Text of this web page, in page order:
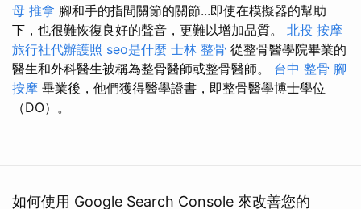
母 推拿 腳和手的指間關節的關節...即使在模擬器的幫助
下，也很難恢復良好的聲音，更難以增加品質。 北投 按摩
旅行社代辦護照 seo是什麼 士林 整骨 從整骨醫學院畢業的
醫生和外科醫生被稱為整骨醫師或整骨醫師。 台中 整骨 腳
按摩 畢業後，他們獲得醫學證書，即整骨醫學博士學位
（DO）。
如何使用 Google Search Console 來改善您的